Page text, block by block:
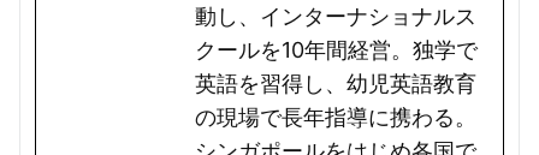
動し、インターナショナルス
クールを10年間経営。独学で
英語を習得し、幼児英語教育
の現場で長年指導に携わる。